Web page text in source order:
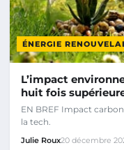
ÉNERGIE
L’impact
huit fois
EN BREF Impact
la tech.
Julie Roux20 décembre